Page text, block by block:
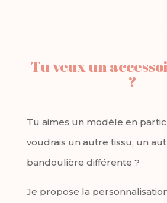
Tu veux un
?
Tu aimes un modèle en
voudrais un autre tissu, un
bandoulière différente ?
Je propose la